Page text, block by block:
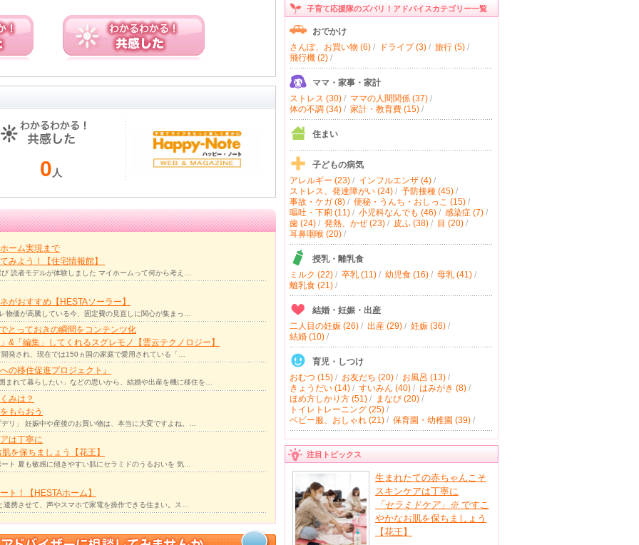
0 人
ーム実現まで
みよう！【住宅情報館】
読者モデルが体験しました マイホームって何から考え…
がおすすめ【HESTAソーラー】
物価が高騰している今、固定費の見直しに関心が集まっ…
とっておきの瞬間をコンテンツ化
&「編集」してくれるスグレモノ【雲云テクノロジー】
発され、現在では150ヵ国の家庭で愛用されている「…
の移住促進プロジェクト』
まれて暮らしたい」などの思いから、結婚や出産を機に移住を…
みは？
もらおう
リ」 妊娠中や産後のお買い物は、本当に大変ですよね。…
は丁寧に
を保ちましょう【花王】
ト 夏も敏感に傾きやすい肌にセラミドのうるおいを 気…
ト！【HESTAホーム】
携させて、声やスマホで家電を操作できる住まい。ス…
子育て応援隊のズバリ！アドバイスカテゴリー一覧
おでかけ
さんぽ、お買い物 (6)/ ドライブ (3)/ 旅行 (5)/
飛行機 (2)/
ママ・家事・家計
ストレス (30)/ ママの人間関係 (37)/
体の不調 (34)/ 家計・教育費 (15)/
住まい
子どもの病気
アレルギー (23)/ インフルエンザ (4)/
ストレス、発達障がい (24)/ 予防接種 (45)/
事故・ケガ (8)/ 便秘・うんち・おしっこ (15)/
嘔吐・下痢 (11)/ 小児科なんでも (46)/ 感染症 (7)/
歯 (24)/ 発熱、かぜ (23)/ 皮ふ (38)/ 目 (20)/
耳鼻咽喉 (20)/
授乳・離乳食
ミルク (22)/ 卒乳 (11)/ 幼児食 (16)/ 母乳 (41)/
離乳食 (21)/
結婚・妊娠・出産
二人目の妊娠 (26)/ 出産 (29)/ 妊娠 (36)/
結婚 (10)/
育児・しつけ
おむつ (15)/ お友だち (20)/ お風呂 (13)/
きょうだい (14)/ すいみん (40)/ はみがき (8)/
ほめ方しかり方 (51)/ まなび (20)/
トイレトレーニング (25)/
ベビー服、おしゃれ (21)/ 保育園・幼稚園 (39)/
注目トピックス
生まれたての赤ちゃんこそ
スキンケアは丁寧に
「セラミドケア」 ※ ですこ
やかなお肌を保ちましょう
【花王】